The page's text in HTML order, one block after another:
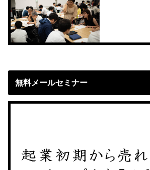
無料メールセミナー